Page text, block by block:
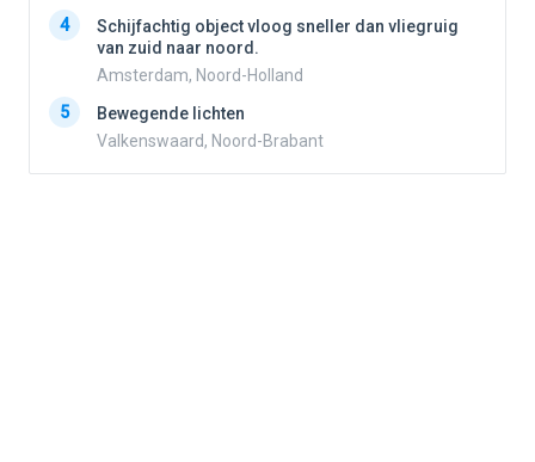
4
Schijfachtig object vloog sneller dan vliegruig
van zuid naar noord.
Amsterdam, Noord-Holland
5
Bewegende lichten
Valkenswaard, Noord-Brabant